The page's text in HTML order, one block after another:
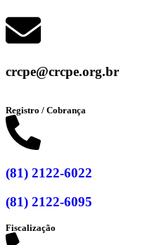
crcpe@crcpe.org.br
Registro / Cobrança
(81) 2122-6022
(81) 2122-6095
Fiscalização